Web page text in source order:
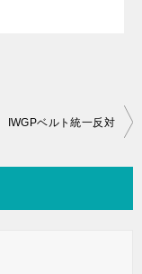
IWGPベルト統一反対